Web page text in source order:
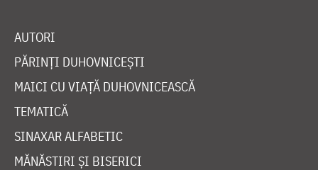
AUTORI
PĂRINȚI DUHOVNICEȘTI
MAICI CU VIAȚĂ DUHOVNICEASCĂ
TEMATICĂ
SINAXAR ALFABETIC
MĂNĂSTIRI ȘI BISERICI